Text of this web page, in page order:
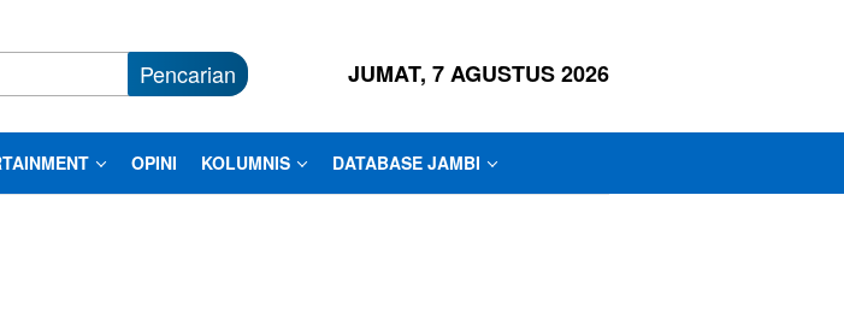
Pencarian JUMAT, 7 AGUSTUS 2026
OPINI KOLUMNIS DATABASE JAMBI